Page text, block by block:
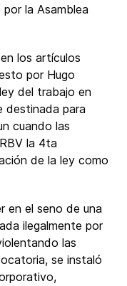
la Asamblea
los artículos
por Hugo
del trabajo en
destinada para
cuando las
la 4ta
de la ley como
en el seno de una
ilegalmente por
las
se instaló